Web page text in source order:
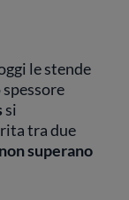
le stende
si
tra due
non superano